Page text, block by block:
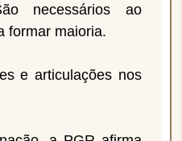
necessários ao
formar maioria.
e articulações nos